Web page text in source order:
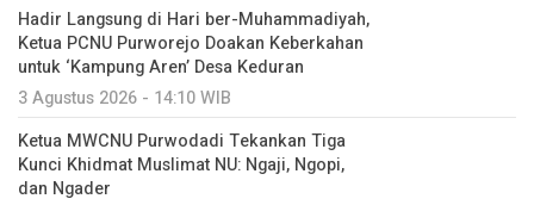
Hadir Langsung di Hari ber-Muhammadiyah,
Ketua PCNU Purworejo Doakan Keberkahan
untuk ‘Kampung Aren’ Desa Keduran
3 Agustus 2026 - 14:10 WIB
Ketua MWCNU Purwodadi Tekankan Tiga
Kunci Khidmat Muslimat NU: Ngaji, Ngopi,
dan Ngader